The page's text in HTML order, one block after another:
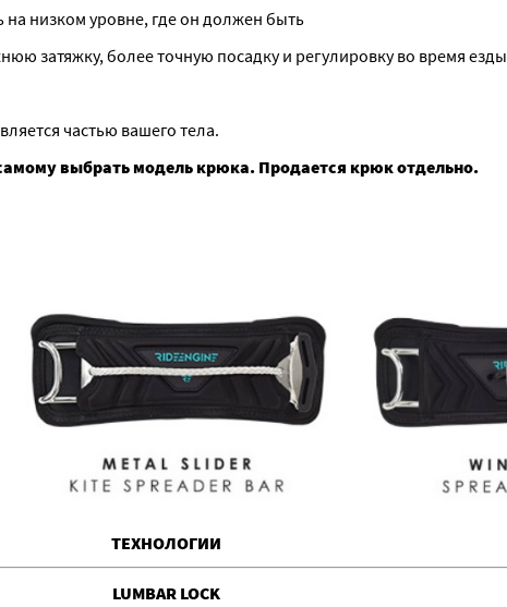
низком уровне, где он должен быть
затяжку, более точную посадку и регулировку во время езды
частью вашего тела.
выбрать модель крюка. Продается крюк отдельно.
ТЕХНОЛОГИИ
LUMBAR LOCK